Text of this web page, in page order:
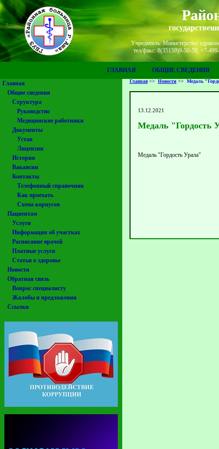
Учредитель: Министерство
тел/факс: 8(35159)9-50-59, +7-
ГЛАВНАЯ
ОБЩИЕ СВЕДЕНИЯ
Главная
Общие сведения
Структура
Руководство
Медицинские работники
Документы
Устав
Лицензии
История
Вакансии
Контакты
Телефонный справочник
Как проехать
Схема корпусов
Пациентам
Услуги
Информация об участках
Расписание врачей
Платные услуги
Статьи о здоровье
Новости
Обратная связь
Вопрос специалисту
Жалобы и предложения
Ссылки
Главная >> Новости >> Медаль
13.12.2021
Медаль "Гордость
Медаль "Гордость Урала"